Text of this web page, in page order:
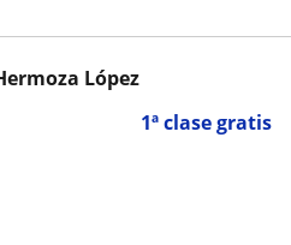
1ª clase gratis
López